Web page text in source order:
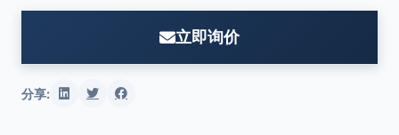
立即询价
分享: